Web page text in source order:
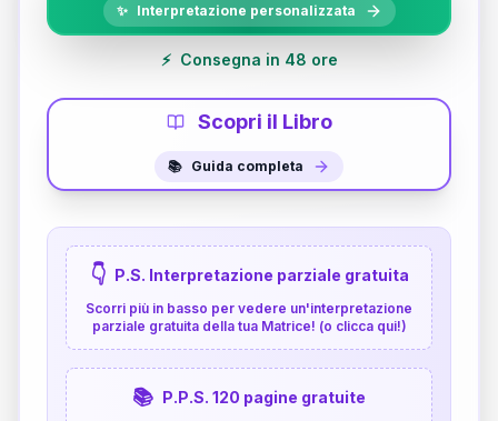
✨ Interpretazione personalizzata
⚡ Consegna in 48 ore
Scopri il Libro
📚 Guida completa
👇 P.S. Interpretazione parziale gratuita
Scorri più in basso per vedere un'interpretazione
parziale gratuita della tua Matrice! (o clicca qui!)
📚 P.P.S. 120 pagine gratuite